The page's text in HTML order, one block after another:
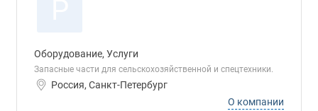
Оборудование, Услуги
Запасные части для сельскохозяйственной и спецтехники.
Россия, Санкт-Петербург
О компании